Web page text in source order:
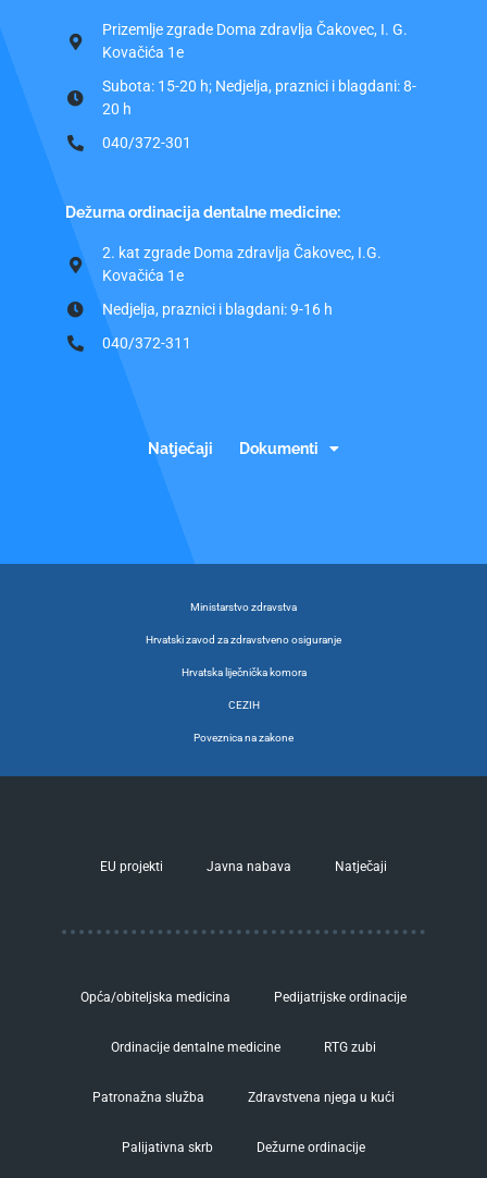
Prizemlje zgrade Doma zdravlja Čakovec, I. G.
Kovačića 1e
Subota: 15-20 h; Nedjelja, praznici i blagdani: 8-
20 h
040/372-301
Dežurna ordinacija dentalne medicine:
2. kat zgrade Doma zdravlja Čakovec, I.G.
Kovačića 1e
Nedjelja, praznici i blagdani: 9-16 h
040/372-311
Natječaji Dokumenti
Ministarstvo zdravstva
Hrvatski zavod za zdravstveno osiguranje
Hrvatska liječnička komora
CEZIH
Poveznica na zakone
EU projekti Javna nabava Natječaji
Opća/obiteljska medicina Pedijatrijske ordinacije
Ordinacije dentalne medicine RTG zubi
Patronažna služba Zdravstvena njega u kući
Palijativna skrb Dežurne ordinacije